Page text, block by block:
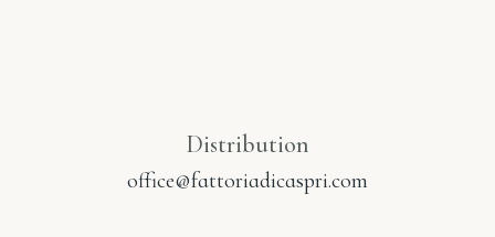
Distribution
office@fattoriadicaspri.com